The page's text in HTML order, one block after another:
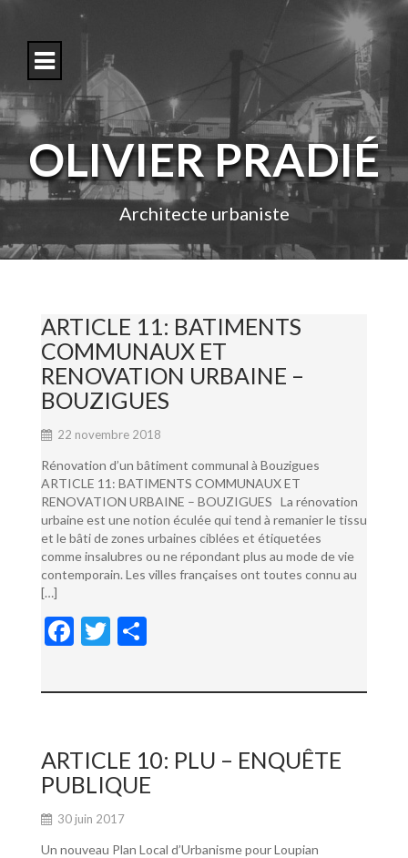
o
c
n
e
OLIVIER PRADIÉ
Architecte urbaniste
ARTICLE 11: BATIMENTS
COMMUNAUX ET
RENOVATION URBAINE –
BOUZIGUES
22 novembre 2018
Rénovation d’un bâtiment communal à Bouzigues
ARTICLE 11: BATIMENTS COMMUNAUX ET
RENOVATION URBAINE – BOUZIGUES La rénovation
urbaine est une notion éculée qui tend à remanier le tissu
et le bâti de zones urbaines ciblées et étiquetées
comme insalubres ou ne répondant plus au mode de vie
contemporain. Les villes françaises ont toutes connu au
[…]
F
e
o
o
k
T
itt ta
er
ARTICLE 10: PLU – ENQUÊTE
PUBLIQUE
30 juin 2017
Un nouveau Plan Local d’Urbanisme pour Loupian